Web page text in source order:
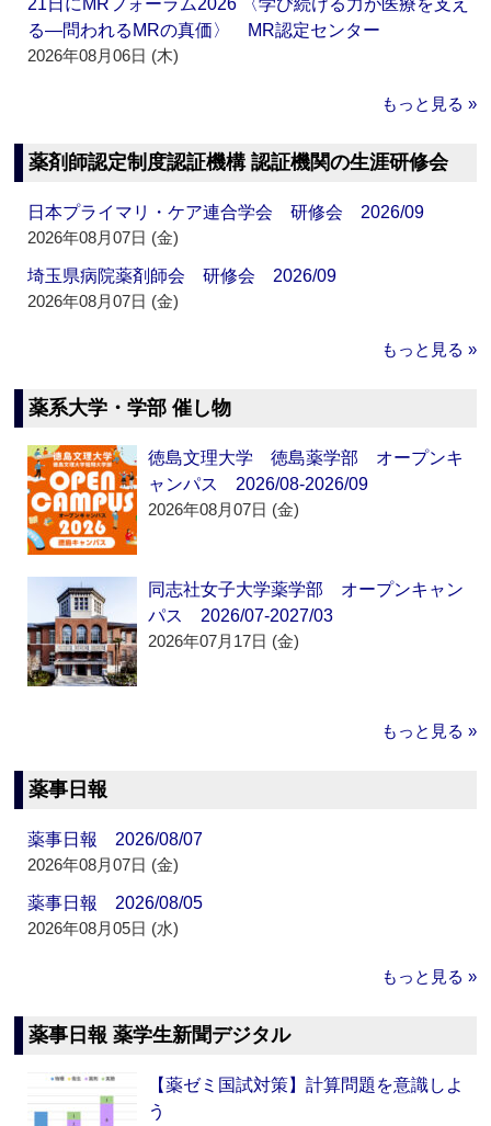
21日にMRフォーラム2026 〈学び続ける力が医療を支え
る―問われるMRの真価〉 MR認定センター
2026年08月06日 (木)
もっと見る »
薬剤師認定制度認証機構 認証機関の生涯研修会
日本プライマリ・ケア連合学会 研修会 2026/09
2026年08月07日 (金)
埼玉県病院薬剤師会 研修会 2026/09
2026年08月07日 (金)
もっと見る »
薬系大学・学部 催し物
徳島文理大学 徳島薬学部 オープンキ
ャンパス 2026/08-2026/09
2026年08月07日 (金)
同志社女子大学薬学部 オープンキャン
パス 2026/07-2027/03
2026年07月17日 (金)
もっと見る »
薬事日報
薬事日報 2026/08/07
2026年08月07日 (金)
薬事日報 2026/08/05
2026年08月05日 (水)
もっと見る »
薬事日報 薬学生新聞デジタル
【薬ゼミ国試対策】計算問題を意識しよ
う